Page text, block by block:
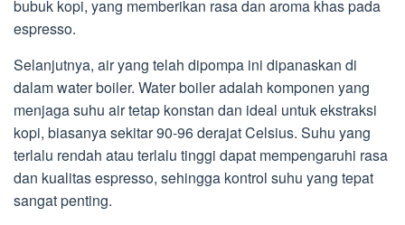
bubuk kopi, yang memberikan rasa dan aroma khas pada
espresso.
Selanjutnya, air yang telah dipompa ini dipanaskan di
dalam water boiler. Water boiler adalah komponen yang
menjaga suhu air tetap konstan dan ideal untuk ekstraksi
kopi, biasanya sekitar 90-96 derajat Celsius. Suhu yang
terlalu rendah atau terlalu tinggi dapat mempengaruhi rasa
dan kualitas espresso, sehingga kontrol suhu yang tepat
sangat penting.